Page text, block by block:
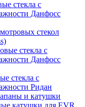
стекла с
Данфосс
стекол
стекла с
Данфосс
стекла с
Ридан
и катушки
катушки для EVR